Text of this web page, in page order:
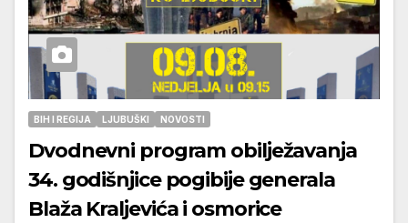
BIH I REGIJA LJUBUŠKI NOVOSTI
Dvodnevni program obilježavanja
34. godišnjice pogibije generala
Blaža Kraljevića i osmorice